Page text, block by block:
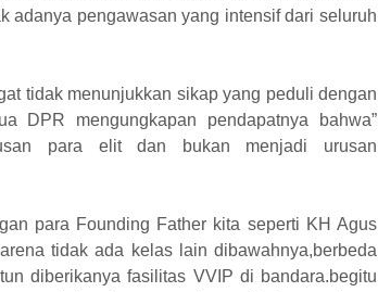
adanya pengawasan yang intensif dari seluruh
tidak menunjukkan sikap yang peduli dengan
DPR mengungkapan pendapatnya bahwa”
para elit dan bukan menjadi urusan
para Founding Father kita seperti KH Agus
tidak ada kelas lain dibawahnya,berbeda
diberikanya fasilitas VVIP di bandara.begitu